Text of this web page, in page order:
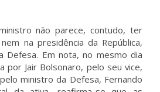
não parece, contudo, ter
na presidência da República,
Defesa. Em nota, no mesmo dia
por Jair Bolsonaro, pelo seu vice,
ministro da Defesa, Fernando